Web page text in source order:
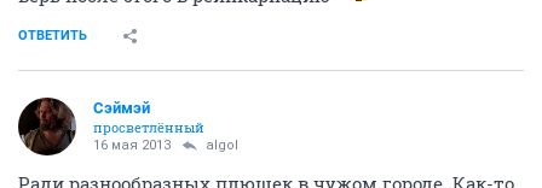
ОТВЕТИТЬ
Сэймэй
просветлённый
16 мая 2013 algol
Ради разнообразных плюшек в чужом городе. Как-то